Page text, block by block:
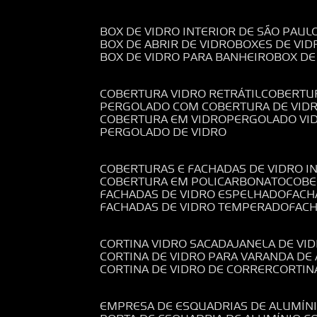
BOX DE VIDRO INTERIOR DE SÃO
BOX DE ABRIR DE VIDRO BOXES DE
BOX DE VIDRO PARA BANHEIRO BOX
COBERTURA VIDRO RETRÁTIL
PERGOLADO COM COBERTURA DE
COBERTURA EM VIDRO PERGOLADO
PERGOLADO DE VIDRO
COBERTURAS E FACHADAS DE VIDRO
COBERTURA EM POLICARBONATO
FACHADAS DE VIDRO ESPELHADO
FACHADAS DE VIDRO TEMPERADO
CORTINA VIDRO SACADA JANELA DE
CORTINA DE VIDRO PARA VARANDA
CORTINA DE VIDRO DE CORRER
EMPRESA DE ESQUADRIAS DE